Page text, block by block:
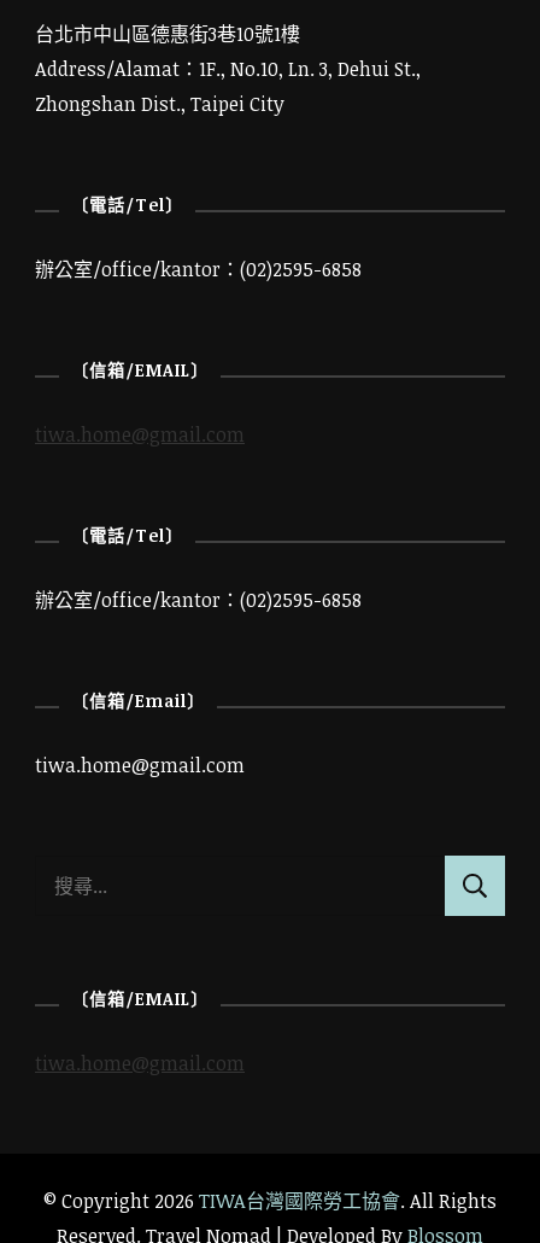
台北市中山區德惠街3巷10號1樓
Address/Alamat：1F., No.10, Ln. 3, Dehui St.,
Zhongshan Dist., Taipei City
〔電話/Tel〕
辦公室/office/kantor：(02)2595-6858
〔信箱/EMAIL〕
tiwa.home@gmail.com
〔電話/Tel〕
辦公室/office/kantor：(02)2595-6858
〔信箱/Email〕
tiwa.home@gmail.com
字:
〔信箱/EMAIL〕
tiwa.home@gmail.com
© Copyright 2026 TIWA台灣國際勞工協會. All Rights
Reserved.Travel Nomad | Developed ByBlossom